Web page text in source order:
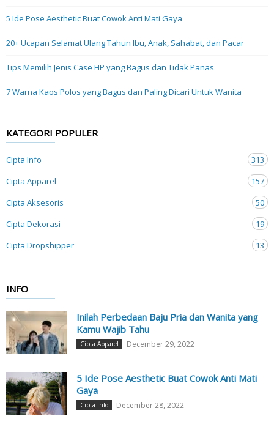
5 Ide Pose Aesthetic Buat Cowok Anti Mati Gaya
20+ Ucapan Selamat Ulang Tahun Ibu, Anak, Sahabat, dan Pacar
Tips Memilih Jenis Case HP yang Bagus dan Tidak Panas
7 Warna Kaos Polos yang Bagus dan Paling Dicari Untuk Wanita
KATEGORI POPULER
Cipta Info
313
Cipta Apparel
157
Cipta Aksesoris
50
Cipta Dekorasi
19
Cipta Dropshipper
13
INFO
Inilah Perbedaan Baju Pria dan Wanita yang
Kamu Wajib Tahu
Cipta Apparel December 29, 2022
5 Ide Pose Aesthetic Buat Cowok Anti Mati
Gaya
Cipta Info December 28, 2022